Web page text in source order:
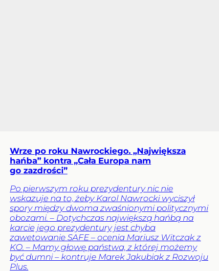
Wrze po roku Nawrockiego. „Największa
hańba” kontra „Cała Europa nam
go zazdrości”
Po pierwszym roku prezydentury nic nie
wskazuje na to, żeby Karol Nawrocki wyciszył
spory między dwoma zwaśnionymi politycznymi
obozami. – Dotychczas największą hańbą na
karcie jego prezydentury jest chyba
zawetowanie SAFE – ocenia Mariusz Witczak z
KO. – Mamy głowę państwa, z której możemy
być dumni – kontruje Marek Jakubiak z Rozwoju
Plus.